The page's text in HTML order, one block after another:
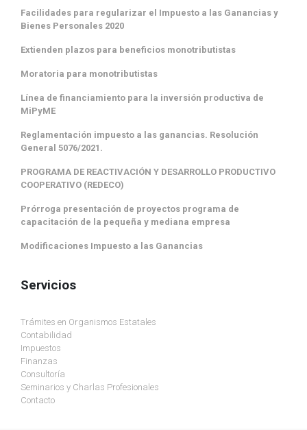
Facilidades para regularizar el Impuesto a las Ganancias y
Bienes Personales 2020
Extienden plazos para beneficios monotributistas
Moratoria para monotributistas
Línea de financiamiento para la inversión productiva de
MiPyME
Reglamentación impuesto a las ganancias. Resolución
General 5076/2021.
PROGRAMA DE REACTIVACIÓN Y DESARROLLO PRODUCTIVO
COOPERATIVO (REDECO)
Prórroga presentación de proyectos programa de
capacitación de la pequeña y mediana empresa
Modificaciones Impuesto a las Ganancias
Servicios
Trámites en Organismos Estatales
Contabilidad
Impuestos
Finanzas
Consultoría
Seminarios y Charlas Profesionales
Contacto